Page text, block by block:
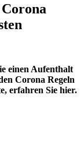
einen Aufenthalt
Corona Regeln
erfahren Sie hier.